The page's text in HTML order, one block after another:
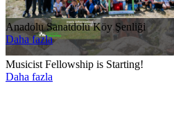
Musicist Fellowship is Starting!
Daha fazla
Anadolu Sanatdolu Köy Şenliği
Daha fazla